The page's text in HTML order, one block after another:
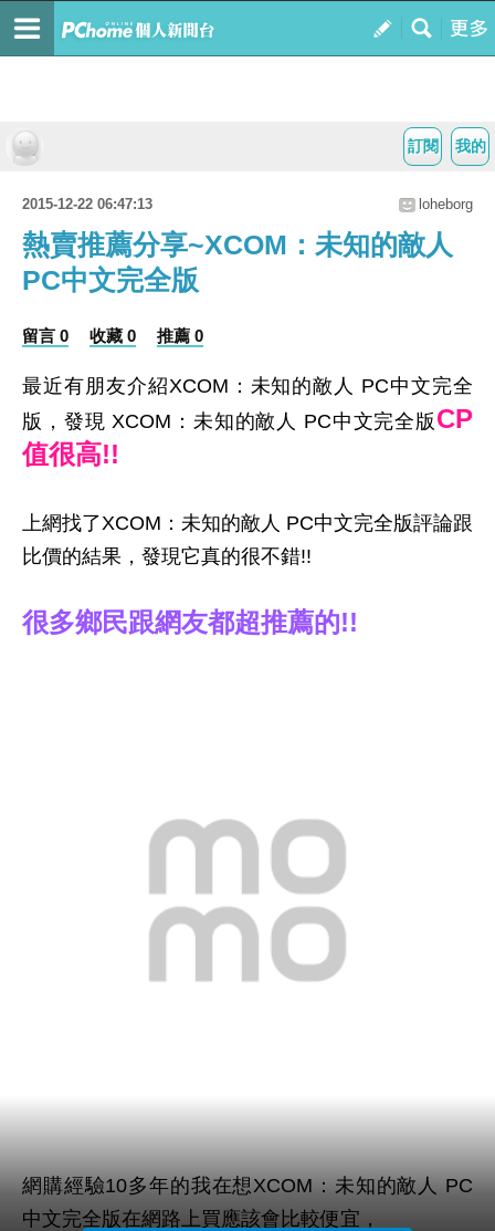
我的
訂閱
2015-12-22 06:47:13 loheborg
熱賣推薦分享~XCOM：未知的敵人
PC中文完全版
留言 0 收藏 0 推薦 0
最近有朋友介紹XCOM：未知的敵人 PC中文完全
版，發現 XCOM：未知的敵人 PC中文完全版 CP
值很高!!
上網找了XCOM：未知的敵人 PC中文完全版評論跟
比價的結果，發現它真的很不錯!!
很多鄉民跟網友都超推薦的!!
網購經驗10多年的我在想XCOM：未知的敵人 PC
中文完全版在網路上買應該會比較便宜，